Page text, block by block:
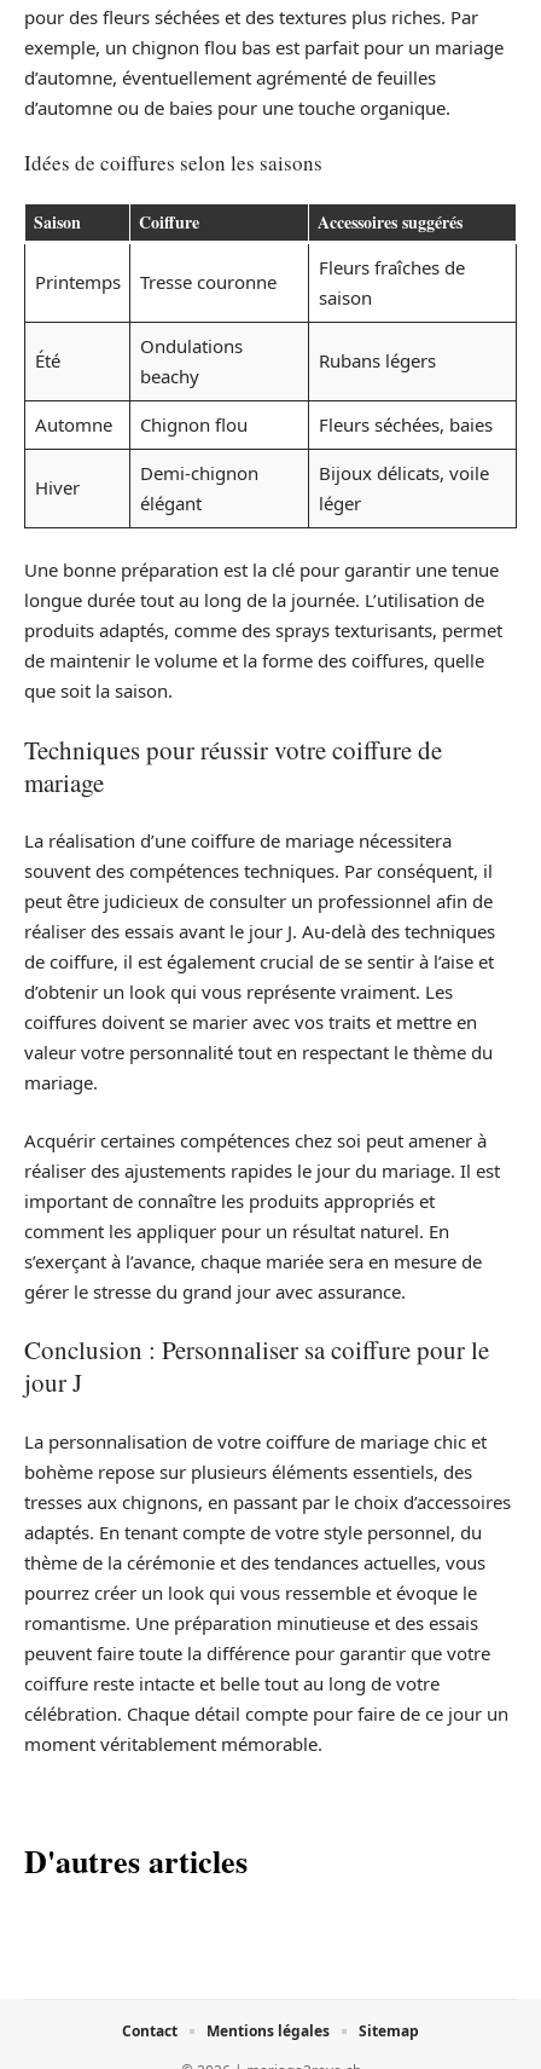
pour des fleurs séchées et des textures plus riches. Par
exemple, un chignon flou bas est parfait pour un mariage
d’automne, éventuellement agrémenté de feuilles
d’automne ou de baies pour une touche organique.
Idées de coiffures selon les saisons
Saison Coiffure Accessoires suggérés
Printemps Tresse couronne
Fleurs fraîches de
saison
Été
Ondulations
beachy
Rubans légers
Automne Chignon flou Fleurs séchées, baies
Hiver
Demi-chignon
élégant
Bijoux délicats, voile
léger
Une bonne préparation est la clé pour garantir une tenue
longue durée tout au long de la journée. L’utilisation de
produits adaptés, comme des sprays texturisants, permet
de maintenir le volume et la forme des coiffures, quelle
que soit la saison.
Techniques pour réussir votre coiffure de
mariage
La réalisation d’une coiffure de mariage nécessitera
souvent des compétences techniques. Par conséquent, il
peut être judicieux de consulter un professionnel afin de
réaliser des essais avant le jour J. Au-delà des techniques
de coiffure, il est également crucial de se sentir à l’aise et
d’obtenir un look qui vous représente vraiment. Les
coiffures doivent se marier avec vos traits et mettre en
valeur votre personnalité tout en respectant le thème du
mariage.
Acquérir certaines compétences chez soi peut amener à
réaliser des ajustements rapides le jour du mariage. Il est
important de connaître les produits appropriés et
comment les appliquer pour un résultat naturel. En
s’exerçant à l’avance, chaque mariée sera en mesure de
gérer le stresse du grand jour avec assurance.
Conclusion : Personnaliser sa coiffure pour le
jour J
La personnalisation de votre coiffure de mariage chic et
bohème repose sur plusieurs éléments essentiels, des
tresses aux chignons, en passant par le choix d’accessoires
adaptés. En tenant compte de votre style personnel, du
thème de la cérémonie et des tendances actuelles, vous
pourrez créer un look qui vous ressemble et évoque le
romantisme. Une préparation minutieuse et des essais
peuvent faire toute la différence pour garantir que votre
coiffure reste intacte et belle tout au long de votre
célébration. Chaque détail compte pour faire de ce jour un
moment véritablement mémorable.
D'autres articles
Contact Mentions légales Sitemap